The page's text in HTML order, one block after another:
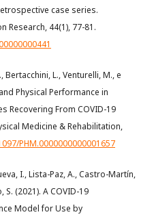
case series.
Research, 44(1), 77-81.
Bertacchini, L., Venturelli, M., e
Physical Performance in
Recovering From COVID-19
Medicine & Rehabilitation,
PHM.0000000000001657
I., Lista-Paz, A., Castro-Martín,
S. (2021). A COVID-19
Model for Use by